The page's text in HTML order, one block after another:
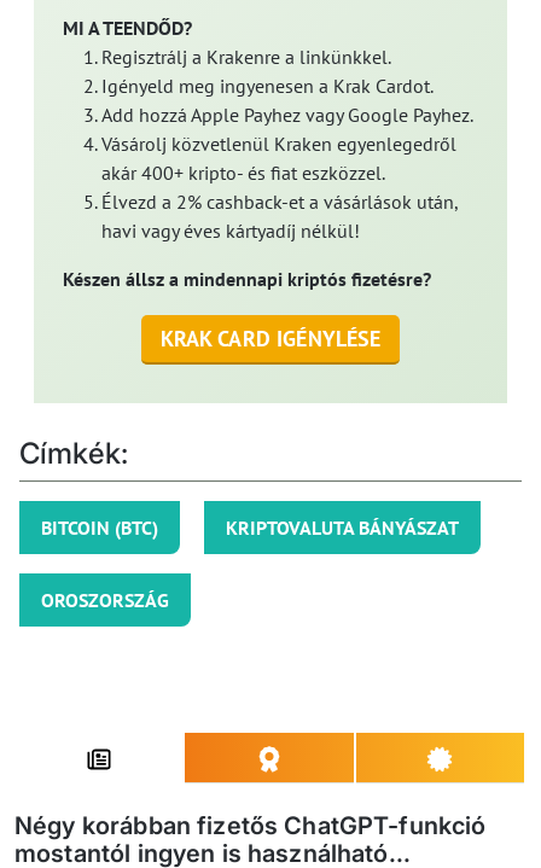
MI A TEENDŐD?
Regisztrálj a Krakenre a linkünkkel.
Igényeld meg ingyenesen a Krak Cardot.
Add hozzá Apple Payhez vagy Google Payhez.
Vásárolj közvetlenül Kraken egyenlegedről
akár 400+ kripto- és fiat eszközzel.
Élvezd a 2% cashback-et a vásárlások után,
havi vagy éves kártyadíj nélkül!
Készen állsz a mindennapi kriptós fizetésre?
KRAK CARD IGÉNYLÉSE
Címkék:
BITCOIN (BTC) KRIPTOVALUTA BÁNYÁSZAT
OROSZORSZÁG
Négy korábban fizetős ChatGPT-funkció
mostantól ingyen is használható...